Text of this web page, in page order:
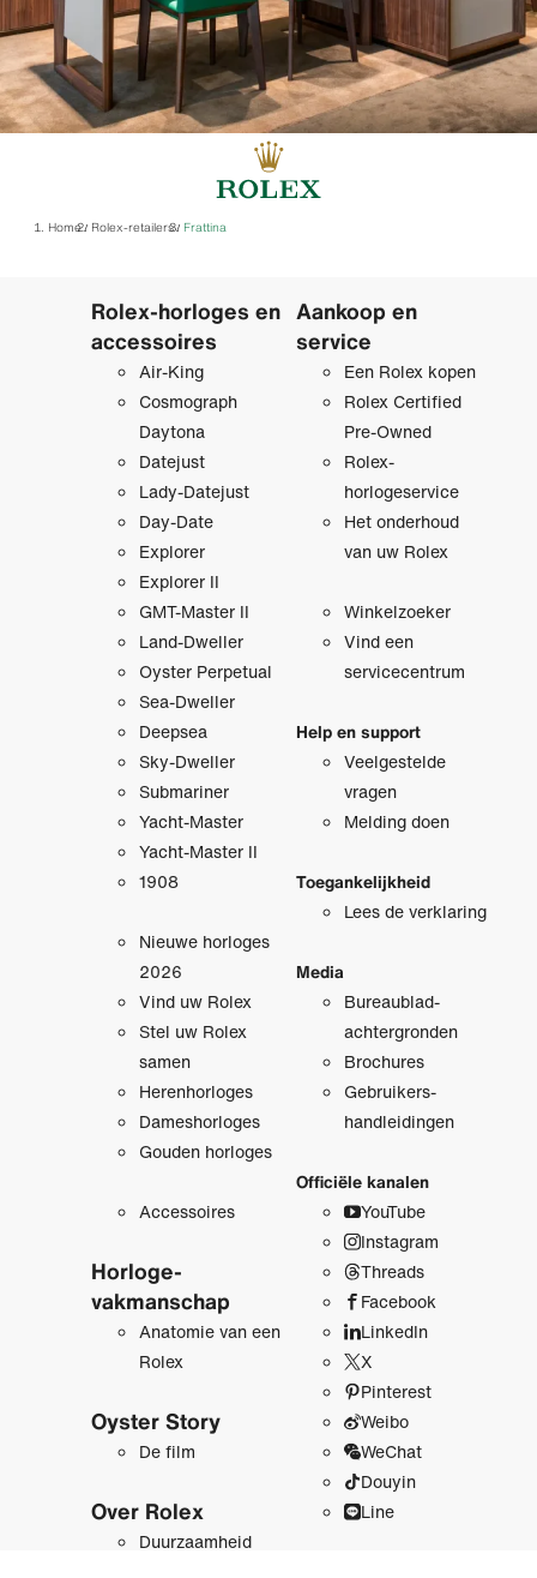
Home/ Rolex-retailers/ ‭Frattina‬
Rolex-horloges en
accessoires
Air-King
Cosmograph
Daytona
Datejust
Lady-Datejust
Day-Date
Explorer
Explorer II
GMT-Master II
Land-Dweller
Oyster Perpetual
Sea-Dweller
Deepsea
Sky-Dweller
Submariner
Yacht-Master
Yacht-Master II
1908
Nieuwe horloges
2026
Vind uw Rolex
Stel uw Rolex
samen
Herenhorloges
Dameshorloges
Gouden horloges
Accessoires
Horloge­
vakmanschap
Anatomie van een
Rolex
Oyster Story
De film
Over Rolex
Duurzaamheid
Aankoop en
service
Een Rolex kopen
Rolex Certified
Pre‑Owned
Rolex-
horlogeservice
Het onderhoud
van uw Rolex
Winkelzoeker
Vind een
servicecentrum
Help en support
Veelgestelde
vragen
Melding doen
Toegankelijkheid
Lees de verklaring
Media
Bureaublad­
achtergronden
Brochures
Gebruikers­
handleidingen
Officiële kanalen
YouTube
Instagram
Threads
Facebook
LinkedIn
X
Pinterest
Weibo
WeChat
Douyin
Line